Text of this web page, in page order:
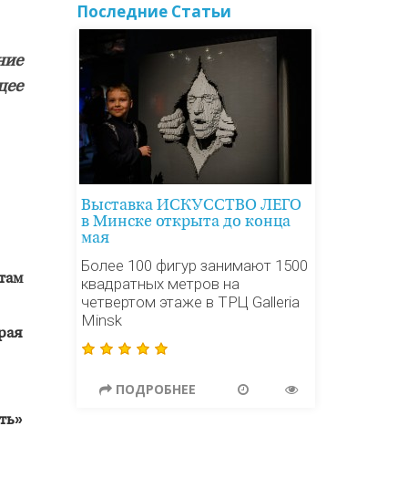
Последние Статьи
Выставка ИСКУССТВО ЛЕГО
в Минске открыта до конца
мая
Более 100 фигур занимают 1500
квадратных метров на
четвертом этаже в ТРЦ Galleria
Minsk
ПОДРОБНЕЕ